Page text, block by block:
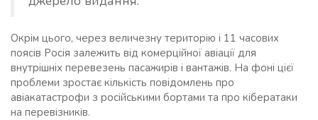
Окрім цього, через величезну територію і 11 часових
поясів Росія залежить від комерційної авіації для
внутрішніх перевезень пасажирів і вантажів. На фоні цієї
проблеми зростає кількість повідомлень про
авіакатастрофи з російськими бортами та про кібератаки
на перевізників.